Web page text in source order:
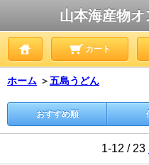
山本海産物
カート
ホーム ＞五島うどん
おすすめ順
1-12 / 23